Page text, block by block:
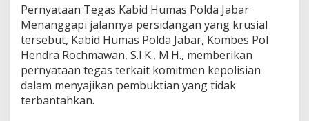
c
i
T
a
n
g
a
n
Pernyataan Tegas Kabid Humas Polda Jabar
Menanggapi jalannya persidangan yang krusial
tersebut, Kabid Humas Polda Jabar, Kombes Pol
Hendra Rochmawan, S.I.K., M.H., memberikan
pernyataan tegas terkait komitmen kepolisian
dalam menyajikan pembuktian yang tidak
terbantahkan.